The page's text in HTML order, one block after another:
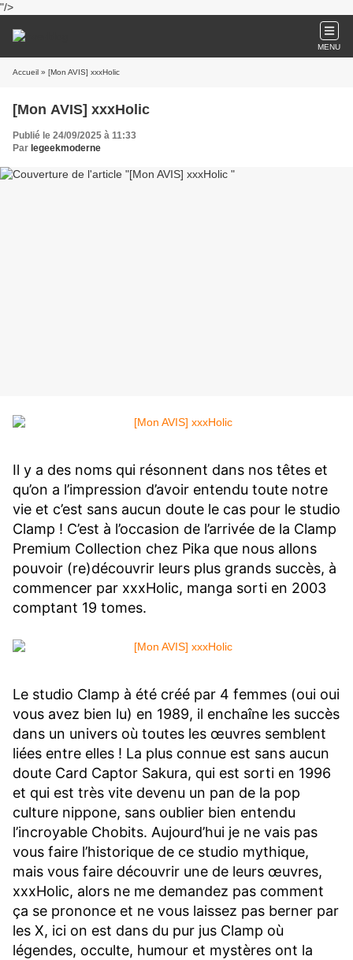
"/>
MENU
Accueil » [Mon AVIS] xxxHolic
[Mon AVIS] xxxHolic
Publié le 24/09/2025 à 11:33
Par legeekmoderne
Il y a des noms qui résonnent dans nos têtes et
qu’on a l’impression d’avoir entendu toute notre
vie et c’est sans aucun doute le cas pour le studio
Clamp ! C’est à l’occasion de l’arrivée de la Clamp
Premium Collection chez Pika que nous allons
pouvoir (re)découvrir leurs plus grands succès, à
commencer par xxxHolic, manga sorti en 2003
comptant 19 tomes.
Le studio Clamp à été créé par 4 femmes (oui oui
vous avez bien lu) en 1989, il enchaîne les succès
dans un univers où toutes les œuvres semblent
liées entre elles ! La plus connue est sans aucun
doute Card Captor Sakura, qui est sorti en 1996
et qui est très vite devenu un pan de la pop
culture nippone, sans oublier bien entendu
l’incroyable Chobits. Aujourd’hui je ne vais pas
vous faire l’historique de ce studio mythique,
mais vous faire découvrir une de leurs œuvres,
xxxHolic, alors ne me demandez pas comment
ça se prononce et ne vous laissez pas berner par
les X, ici on est dans du pur jus Clamp où
légendes, occulte, humour et mystères ont la